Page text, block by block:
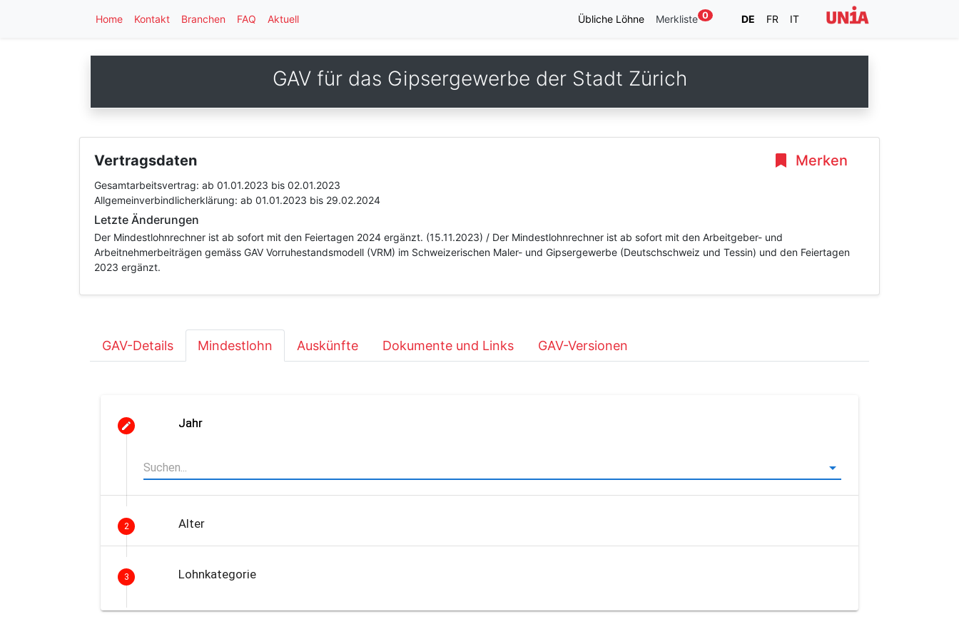
Home Kontakt Branchen FAQ Aktuell Übliche Löhne Merkliste 0 DE FR IT
GAV für das Gipsergewerbe der Stadt Zürich
Merken
Vertragsdaten
Gesamtarbeitsvertrag: ab 01.01.2023 bis 02.01.2023
Allgemeinverbindlicherklärung: ab 01.01.2023 bis 29.02.2024
Letzte Änderungen
Der Mindestlohnrechner ist ab sofort mit den Feiertagen 2024 ergänzt. (15.11.2023) / Der Mindestlohnrechner ist ab sofort mit den Arbeitgeber- und
Arbeitnehmerbeiträgen gemäss GAV Vorruhestandsmodell (VRM) im Schweizerischen Maler- und Gipsergewerbe (Deutschschweiz und Tessin) und den Feiertagen
2023 ergänzt.
GAV-Details Mindestlohn Auskünfte Dokumente und Links GAV-Versionen
Jahr
2 Alter
3 Lohnkategorie